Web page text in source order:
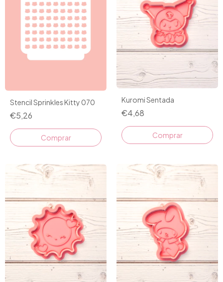
Stencil Sprinkles Kitty 070
€5,26
Kuromi Sentada
€4,68
Comprar